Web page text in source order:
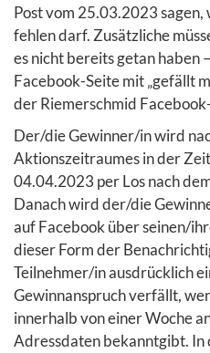
Post vom 25.03.2023
fehlen darf. Zusätzliche
es nicht bereits getan haben
Facebook-Seite mit „gefällt
der Riemerschmid
Der/die Gewinner/in wird
Aktionszeitraumes in der
04.04.2023 per Los nach
Danach wird der/die
auf Facebook über seinen/
dieser Form der
Teilnehmer/in ausdrücklich
Gewinnanspruch verfällt,
innerhalb von einer Woche
Adressdaten bekanntgibt. In